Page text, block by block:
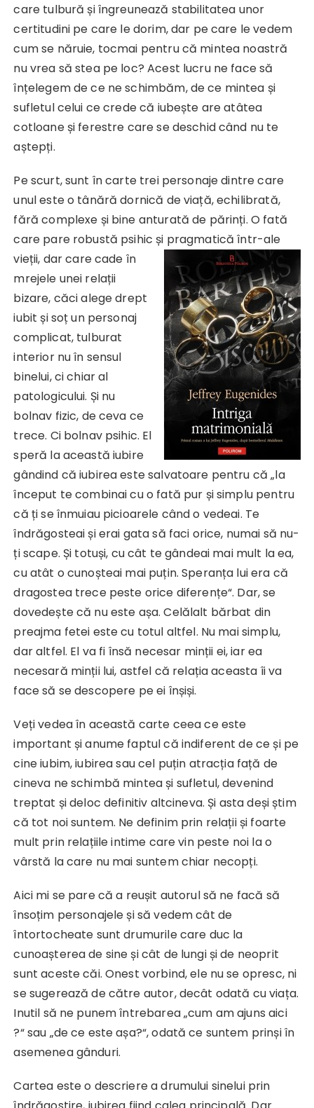
care tulbură și îngreunează stabilitatea unor
certitudini pe care le dorim, dar pe care le vedem
cum se năruie, tocmai pentru că mintea noastră
nu vrea să stea pe loc? Acest lucru ne face să
înțelegem de ce ne schimbăm, de ce mintea și
sufletul celui ce crede că iubește are atâtea
cotloane și ferestre care se deschid când nu te
aștepți.
Pe scurt, sunt în carte trei personaje dintre care
unul este o tânără dornică de viață, echilibrată,
fără complexe și bine anturată de părinți. O fată
care pare robustă psihic și pragmaticăîntr-ale
vieții, dar care cade în
mrejele unei relații
bizare, căci alege drept
iubit și soț un personaj
complicat, tulburat
interior nu în sensul
binelui, ci chiar al
patologicului. Și nu
bolnav fizic, de ceva ce
trece. Ci bolnav psihic. El
speră la această iubire
gândind că iubirea este salvatoare pentru că „la
început te combinai cu o fată pur și simplu pentru
că ți se înmuiau picioarele când o vedeai. Te
îndrăgosteai și erai gata să faci orice, numai să nu-
ți scape. Și totuși, cu cât te gândeai mai mult la ea,
cu atât o cunoșteai mai puțin. Speranța lui era că
dragostea trece peste orice diferențe“. Dar, se
dovedește că nu este așa. Celălalt bărbat din
preajma fetei este cu totul altfel. Nu mai simplu,
dar altfel. El va fi însă necesar minții ei, iar ea
necesară minții lui, astfel că relația aceasta îi va
face să se descopere pe ei înșiși.
Veți vedea în această carte ceea ce este
important și anume faptul că indiferent de ce și pe
cine iubim, iubirea sau cel puțin atracția față de
cineva ne schimbă mintea și sufletul, devenind
treptat și deloc definitiv altcineva. Și asta deși știm
că tot noi suntem. Ne definim prin relații și foarte
mult prin relațiile intime care vin peste noi la o
vârstă la care nu mai suntem chiar necopți.
Aici mi se pare că a reușit autorul să ne facă să
însoțim personajele și să vedem cât de
întortocheate sunt drumurile care duc la
cunoașterea de sine și cât de lungi și de neoprit
sunt aceste căi. Onest vorbind, ele nu se opresc, ni
se sugerează de către autor, decât odată cu viața.
Inutil să ne punem întrebarea „cum am ajuns aici
?“ sau „de ce este așa?“, odată ce suntem prinși în
asemenea gânduri.
Cartea este o descriere a drumului sinelui prin